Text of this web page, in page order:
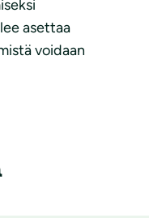
asettaa
voidaan